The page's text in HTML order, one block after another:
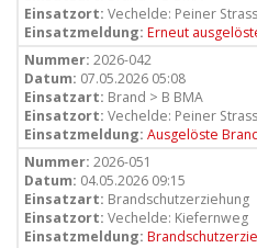
Einsatzort: Vechelde: Peiner
Einsatzmeldung: Erneut
Nummer: 2026-042
Datum: 07.05.2026 05:08
Einsatzart: Brand > B BMA
Einsatzort: Vechelde: Peiner
Einsatzmeldung: Ausgelöste
Nummer: 2026-051
Datum: 04.05.2026 09:15
Einsatzart: Brandschutzerziehung
Einsatzort: Vechelde: Kiefernweg
Einsatzmeldung: